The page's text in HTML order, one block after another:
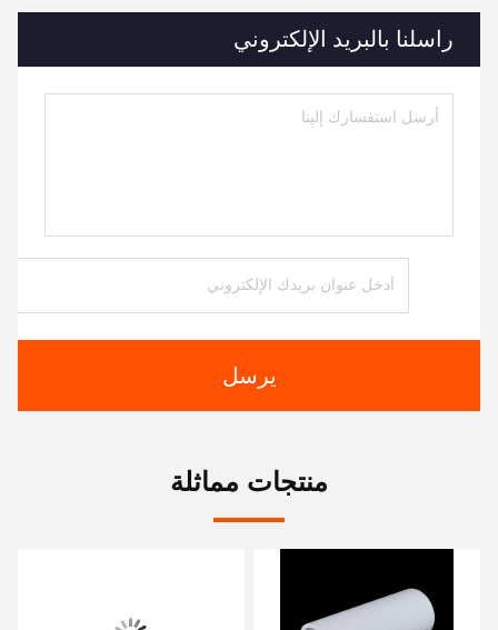
راسلنا بالبريد الإلكتروني
يرسل
منتجات مماثلة